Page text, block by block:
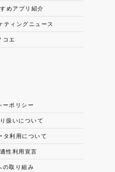
めアプリ紹介
ティングニュース
コエ
ーポリシー
扱いについて
利用について
性利用宣言
の取り組み